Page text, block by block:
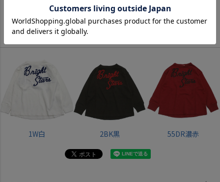
サイズ詳細について
1W白 2BK黒 55DR濃赤